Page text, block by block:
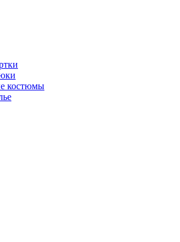
костюмы